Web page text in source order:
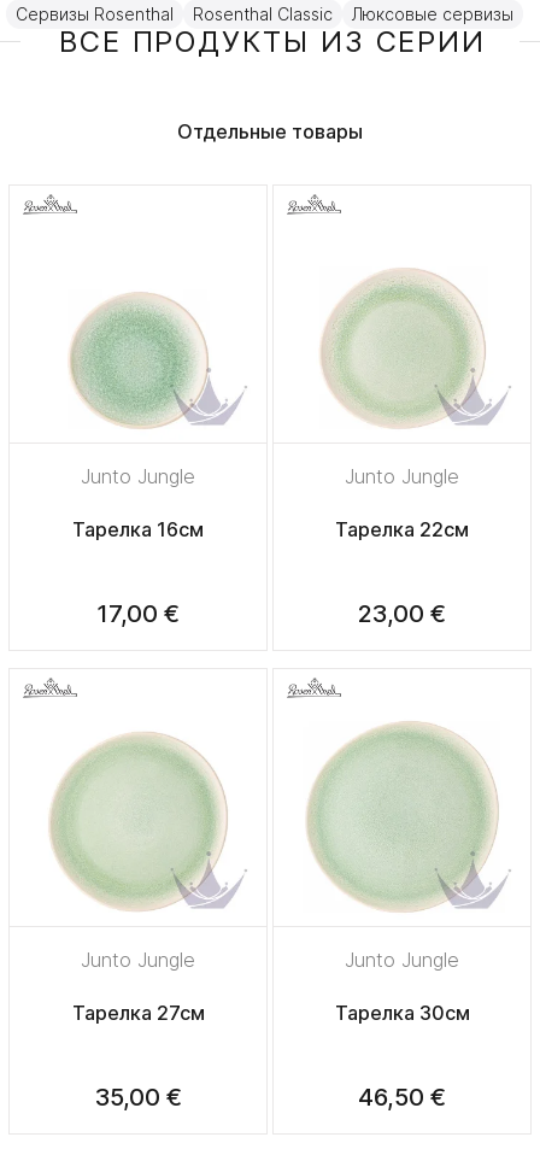
Сервизы Rosenthal Rosenthal Classic Люксовые сервизы
ВСЕ ПРОДУКТЫ ИЗ СЕРИИ
Отдельные товары
Junto Jungle
Тарелка 16см
17,00 €
Junto Jungle
Тарелка 22см
23,00 €
Junto Jungle
Тарелка 27см
35,00 €
Junto Jungle
Тарелка 30см
46,50 €